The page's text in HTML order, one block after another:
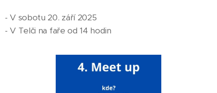
- V sobotu 20. září 2025
- V Telči na faře od 14 hodin